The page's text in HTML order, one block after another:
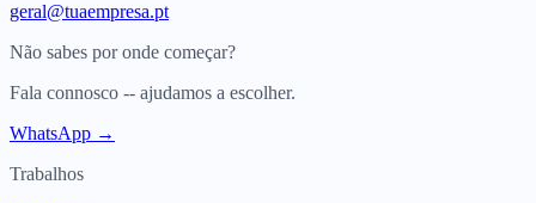
geral@tuaempresa.pt
Não sabes por onde começar?
Fala connosco -- ajudamos a escolher.
WhatsApp →
Trabalhos